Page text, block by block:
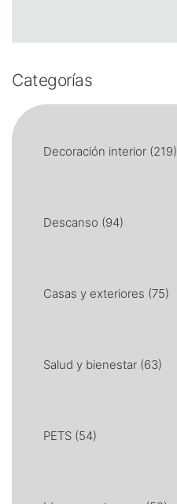
Categorías
Decoración interior (219)
Descanso (94)
Casas y exteriores (75)
Salud y bienestar (63)
PETS (54)